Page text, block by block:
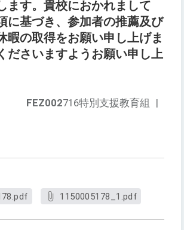
ます。貴校におかれまして
に基づき、参加者の推薦及び
暇の取得をお願い申し上げま
ださいますようお願い申し上
FEZ002716特別支援教育組 |
1150005178_1.pdf